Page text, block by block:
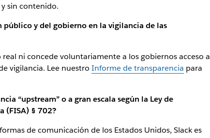
sin contenido.
público y del gobierno en la vigilancia de las
ni concede voluntariamente a los gobiernos acceso a
vigilancia. Lee nuestro Informe de transparencia para
“upstream” o a gran escala según la Ley de
(FISA) § 702?
de comunicación de los Estados Unidos, Slack es